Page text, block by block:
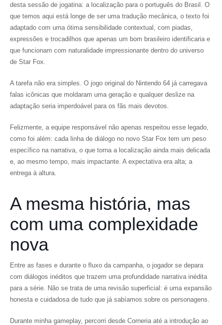
desta sessão de jogatina: a localização para o português do Brasil. O
que temos aqui está longe de ser uma tradução mecânica, o texto foi
adaptado com uma ótima sensibilidade contextual, com piadas,
expressões e trocadilhos que apenas um bom brasileiro identificaria e
que funcionam com naturalidade impressionante dentro do universo
de Star Fox.
A tarefa não era simples. O jogo original do Nintendo 64 já carregava
falas icônicas que moldaram uma geração e qualquer deslize na
adaptação seria imperdoável para os fãs mais devotos.
Felizmente, a equipe responsável não apenas respeitou esse legado,
como foi além: cada linha de diálogo no novo Star Fox tem um peso
específico na narrativa, o que torna a localização ainda mais delicada
e, ao mesmo tempo, mais impactante. A expectativa era alta; a
entrega à altura.
A mesma história, mas
com uma complexidade
nova
Entre as fases e durante o fluxo da campanha, o jogador se depara
com diálogos inéditos que trazem uma profundidade narrativa inédita
para a série. Não se trata de uma revisão superficial: é uma expansão
honesta e cuidadosa de tudo que já sabíamos sobre os personagens.
Durante minha gameplay, percorri desde Corneria até a introdução ao